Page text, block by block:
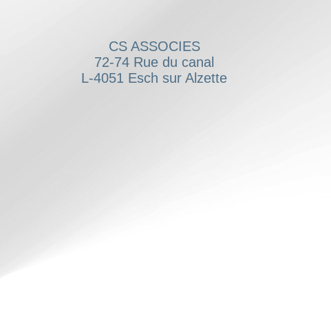
CS ASSOCIES
72-74 Rue du canal
L-4051 Esch sur Alzette